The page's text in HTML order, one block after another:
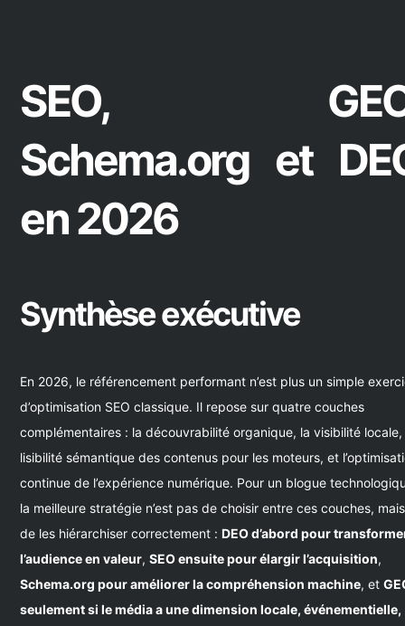
SEO,
Schema.org et
en 2026
Synthèse exécutive
En 2026, le référencement performant n’est plus un simple
d’optimisation SEO classique. Il repose sur quatre couches
complémentaires : la découvrabilité organique, la visibilité locale,
lisibilité sémantique des contenus pour les moteurs, et
continue de l’expérience numérique. Pour un blogue
la meilleure stratégie n’est pas de choisir entre ces couches, mais
de les hiérarchiser correctement :DEO d’abord pour
l’audience en valeur,SEO ensuite pour élargir l’acquisition,
Schema.org pour améliorer la compréhension machine, et
seulement si le média a une dimension locale, événementielle,